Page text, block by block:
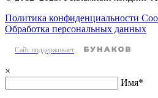
Политика конфиденциальности
Обработка персональных данных
Сайт поддерживает
×
Имя*